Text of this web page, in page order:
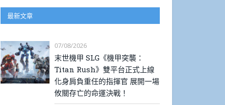
最新文章
07/08/2026
末世機甲 SLG《機甲突襲：
Titan Rush》雙平台正式上線
化身肩負重任的指揮官 展開一場
攸關存亡的命運決戰！